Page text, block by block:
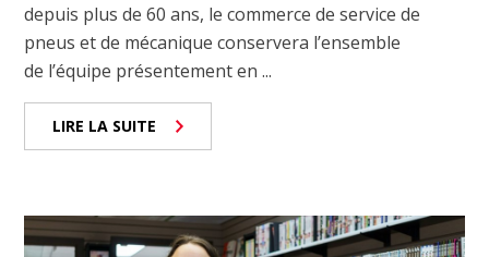
depuis plus de 60 ans, le commerce de service de
pneus et de mécanique conservera l’ensemble
de l’équipe présentement en ...
LIRE LA SUITE